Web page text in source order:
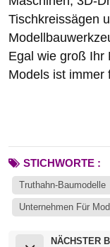
Tischkreissägen
Egal wie groß Ihr
Models ist immer
STICHWORTE :
Truthahn-Baumodelle
Unternehmen Für
NÄCHSTER